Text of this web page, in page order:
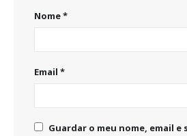
Nome*
Email *
Guardar o meu nome, email e